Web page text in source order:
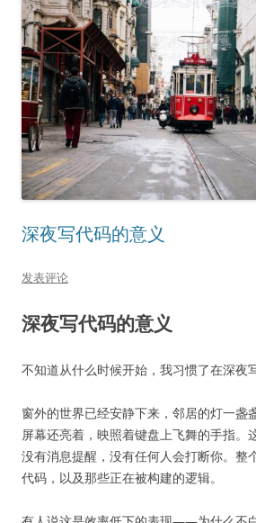
深夜写代码的意义
发表评论
深夜写代码的意义
不知道从什么时候开始，我习惯了在深夜
窗外的世界已经安静下来，邻居的灯一盏
屏幕还亮着，映照着键盘上飞舞的手指。
没有消息提醒，没有任何人会打断你。整
代码，以及那些正在被构建的逻辑。